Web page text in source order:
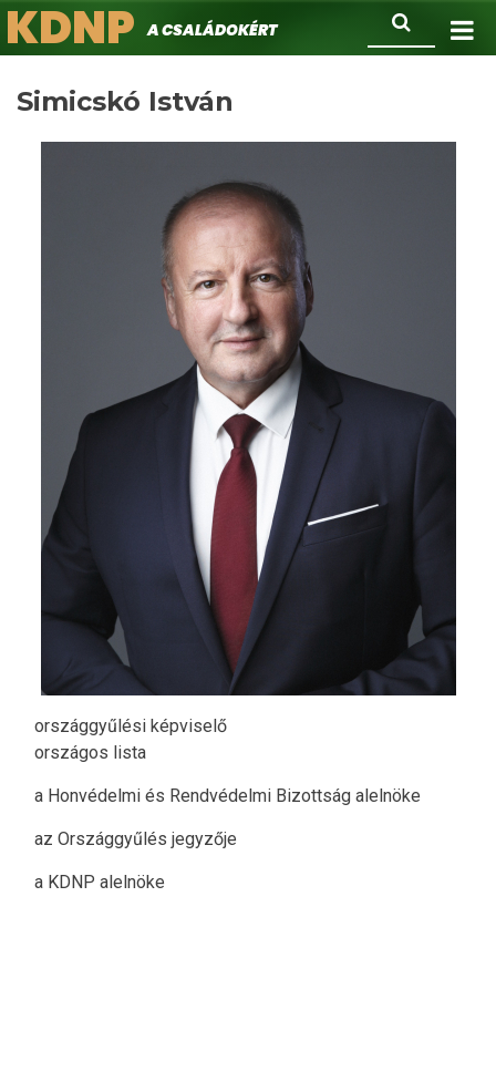
Ugrás
a
Keresés
KDNPA családokért.
Simicskó István
országgyűlési képviselő
országos lista
a Honvédelmi és Rendvédelmi Bizottság alelnöke
az Országgyűlés jegyzője
a KDNP alelnöke